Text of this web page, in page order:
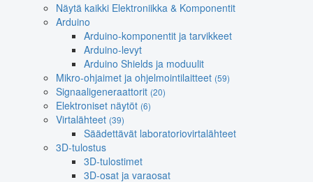
Näytä kaikki Elektroniikka & Komponentit
Arduino
Arduino-komponentit ja tarvikkeet
Arduino-levyt
Arduino Shields ja moduulit
Mikro-ohjaimet ja ohjelmointilaitteet (59)
Signaaligeneraattorit (20)
Elektroniset näytöt (6)
Virtalähteet (39)
Säädettävät laboratoriovirtalähteet
3D-tulostus
3D-tulostimet
3D-osat ja varaosat